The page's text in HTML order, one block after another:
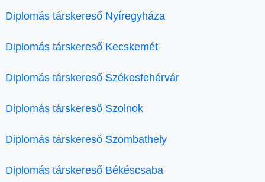
Diplomás társkereső Nyíregyháza
Diplomás társkereső Kecskemét
Diplomás társkereső Székesfehérvár
Diplomás társkereső Szolnok
Diplomás társkereső Szombathely
Diplomás társkereső Békéscsaba